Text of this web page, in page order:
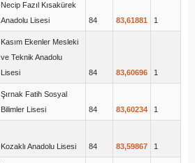
Necip Fazıl Kısakürek
Anadolu Lisesi
84 83,61881 1
Kasım Ekenler Mesleki
ve Teknik Anadolu
Lisesi
84 83,60696 1
Şırnak Fatih Sosyal
Bilimler Lisesi
84 83,60234 1
Kozaklı Anadolu Lisesi 84 83,59867 1